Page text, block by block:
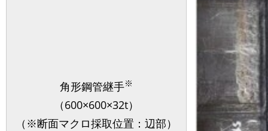
角形鋼管継手※
（600×600×32t）
（※断面マクロ採取位置：辺部）